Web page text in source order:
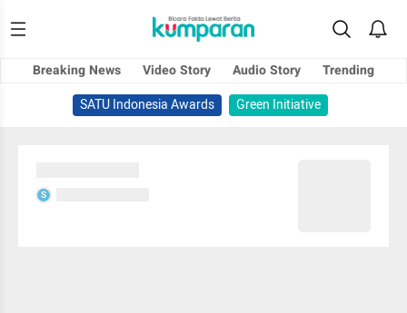
Breaking News Video Story Audio Story
Trending
SATU Indonesia Awards
Green Initiative
S